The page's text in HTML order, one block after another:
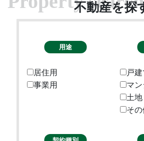
不動産を探
居住用
事業用
戸建
マ
土地
そ